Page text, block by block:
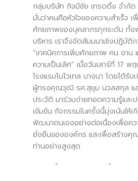
กลุ่มบริษัท กิจมีชัย เทรดดิ้ง จำกัด แ
มั่นว่าคนคือหัวใจของความสำเร็จ
ศักยภาพของบุคลากรทุกระดับ ทั้ง
บริหาร เราจึงจัดสัมมนาเชิงปฏิบัติ
“เทคนิคการเพิ่มศักยภาพ คน งาน
ความเป็นเลิศ” เมื่อวันเสาร์ที่ 17
โรงแรมโนโวเทล บางนา โดยได้รั
ผู้ทรงคุณวุฒิ รศ.สุขุม นวลสกุล แ
ประวัติ มาร่วมถ่ายทอดความรู้และ
เข้มข้น กิจกรรมในครั้งนี้มุ่งเน้นให้เ
พัฒนาตนเองอย่างต่อเนื่องเพื่อคว
ยั่งยืนขององค์กร และเพื่อสร้างคุ
ท่านอย่างสูงสุด